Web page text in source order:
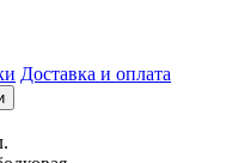
Доставка и оплата